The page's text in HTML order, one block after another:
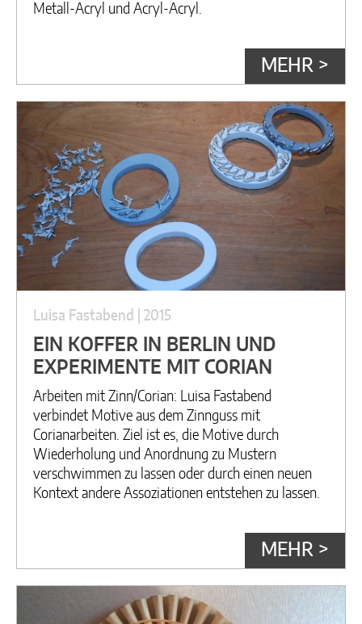
Metall-Acryl und Acryl-Acryl.
MEHR >
Luisa Fastabend | 2015
EIN KOFFER IN BERLIN UND
EXPERIMENTE MIT CORIAN
Arbeiten mit Zinn/Corian: Luisa Fastabend
verbindet Motive aus dem Zinnguss mit
Corianarbeiten. Ziel ist es, die Motive durch
Wiederholung und Anordnung zu Mustern
verschwimmen zu lassen oder durch einen neuen
Kontext andere Assoziationen entstehen zu lassen.
MEHR >